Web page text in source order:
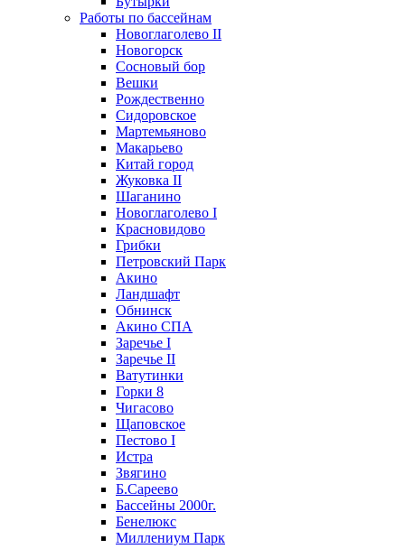
Работы по бассейнам
Новоглаголево II
Новогорск
Сосновый бор
Вешки
Рождественно
Сидоровское
Мартемьяново
Макарьево
Китай город
Жуковка II
Шаганино
Новоглаголево I
Красновидово
Грибки
Петровский Парк
Акино
Ландшафт
Обнинск
Акино СПА
Заречье I
Заречье II
Ватутинки
Горки 8
Чигасово
Щаповское
Пестово I
Истра
Звягино
Б.Сареево
Бассейны 2000г.
Бенелюкс
Миллениум Парк